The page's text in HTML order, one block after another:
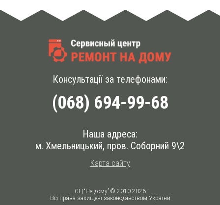
Консультації за телефонами:
(068) 694-99-68
Наша адреса:
м. Хмельницький, пров. Соборний 9\2
Карта сайту
СЦ “На дому” © 2010-2026
Всі права захищені законодавством України